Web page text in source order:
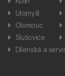
Litomyšl
Olomouc
Slušovice
Dílenská a